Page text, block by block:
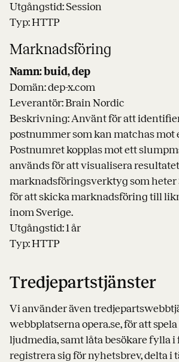
Utgångstid: Session
Typ: HTTP
Marknadsföring
Namn: buid, dep
Domän: dep-x.com
Leverantör: Brain Nordic
Beskrivning: Använt för att
postnummer som kan matchas mot
Postnumret kopplas mot ett
används för att visualisera
marknadsföringsverktyg som heter
för att skicka marknadsföring till
inom Sverige.
Utgångstid: 1 år
Typ: HTTP
Tredjepartstjänster
Vi använder även
webbplatserna opera.se, för att
ljudmedia, samt låta besökare fylla
registrera sig för nyhetsbrev, delta i